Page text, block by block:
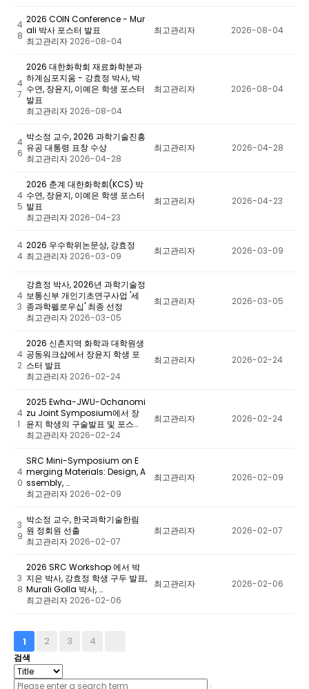
4
8
2026 COIN Conference - Mur
ali 박사 포스터 발표
최고관리자 2026-08-04
최고관리자 2026-08-04
4
7
2026 대한화학회 재료화학분과
하계심포지움 - 강효정 박사, 박
수연, 장윤지, 이예은 학생 포스터
발표
최고관리자 2026-08-04
최고관리자 2026-08-04
4
6
박소정 교수, 2026 과학기술진흥
유공 대통령 표창 수상
최고관리자 2026-04-28
최고관리자 2026-04-28
4
5
2026 춘계 대한화학회(KCS) 박
수연, 장윤지, 이예은 학생 포스터
발표
최고관리자 2026-04-23
최고관리자 2026-04-23
4
4
2026 우수학위논문상, 강효정
최고관리자 2026-03-09 최고관리자 2026-03-09
4
3
강효정 박사, 2026년 과학기술정
보통신부 개인기초연구사업 '세
종과학펠로우십' 최종 선정
최고관리자 2026-03-05
최고관리자 2026-03-05
4
2
2026 신촌지역 화학과 대학원생
공동워크샵에서 장윤지 학생 포
스터 발표
최고관리자 2026-02-24
최고관리자 2026-02-24
4
1
2025 Ewha-JWU-Ochanomi
zu Joint Symposium에서 장
윤지 학생의 구술발표 및 포스…
최고관리자 2026-02-24
최고관리자 2026-02-24
4
0
SRC Mini-Symposium on E
merging Materials: Design, A
ssembly, …
최고관리자 2026-02-09
최고관리자 2026-02-09
3
9
박소정 교수, 한국과학기술한림
원 정회원 선출
최고관리자 2026-02-07
최고관리자 2026-02-07
3
8
2026 SRC Workshop 에서 박
지은 박사, 강효정 학생 구두 발표,
Murali Golla 박사, …
최고관리자 2026-02-06
최고관리자 2026-02-06
1 2 3 4
검색